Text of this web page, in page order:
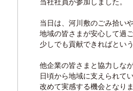
当社社員が参加しました。
当日は、河川敷のごみ拾い
地域の皆さまが安心して過
少しでも貢献できればとい
他企業の皆さまと協力しな
日頃から地域に支えられて
改めて実感する機会となり